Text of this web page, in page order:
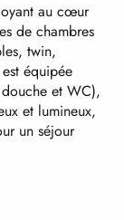
au cœur
de chambres
twin,
équipée
et WC),
et lumineux,
un séjour